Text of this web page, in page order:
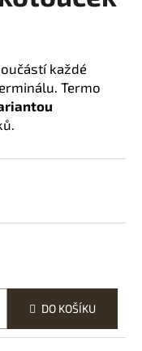
každé
Termo
DO KOŠÍKU